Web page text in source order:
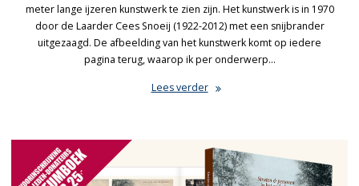
meter lange ijzeren kunstwerk te zien zijn. Het kunstwerk is in 1970
door de Laarder Cees Snoeij (1922-2012) met een snijbrander
uitgezaagd. De afbeelding van het kunstwerk komt op iedere
pagina terug, waarop ik per onderwerp…
Lees verder